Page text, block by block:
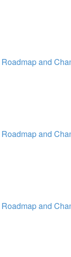
Roadmap and
Roadmap and
Roadmap and